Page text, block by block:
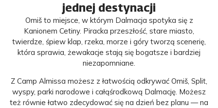
jednej destynacji
Omiš to miejsce, w którym Dalmacja spotyka się z
Kanionem Cetiny. Piracka przeszłość, stare miasto,
twierdze, śpiew klap, rzeka, morze i góry tworzą scenerię,
która sprawia, żewakacje stają się bogatsze i bardziej
niezapomniane.
Z Camp Almissa możesz z łatwością odkrywać Omiš, Split,
wyspy, parki narodowe i całąśrodkową Dalmację. Możesz
też równie łatwo zdecydować się na dzień bez planu — na